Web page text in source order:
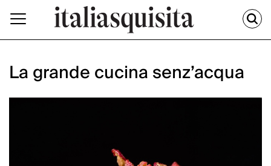
La grande cucina senz’acqua